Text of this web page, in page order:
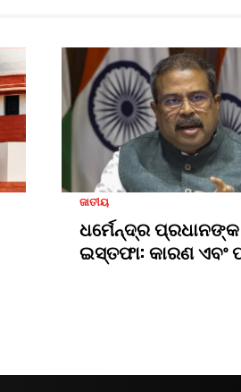
ଜାତୀୟ
ଧର୍ମେନ୍ଦ୍ର ପ୍ରଧାନଙ୍କ
ଇସ୍ତଫା: କାରଣ ଏବଂ